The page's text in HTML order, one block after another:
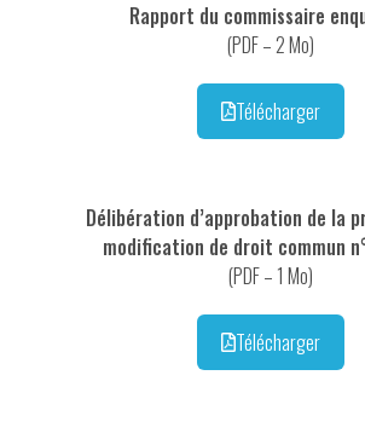
Rapport du commissaire
(PDF – 2 Mo)
Télécharger
Délibération d’approbation de la
modification de droit commun
(PDF – 1 Mo)
Télécharger